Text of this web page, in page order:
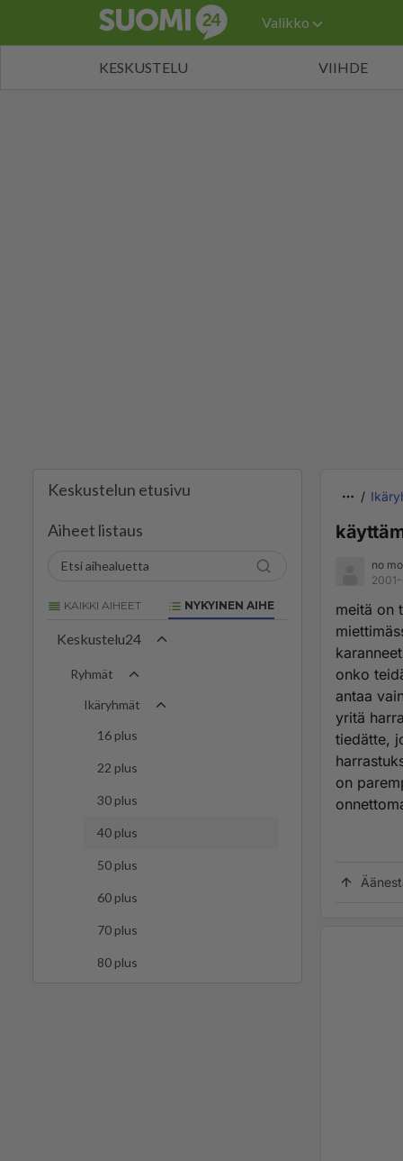
Valikko
KESKUSTELU VIIHDE
Keskustelun etusivu
Aiheet listaus
KAIKKI AIHEET NYKYINEN AIHE
Keskustelu24
Ryhmät
Ikäryhmät
16 plus
22 plus
30 plus
40 plus
50 plus
60 plus
70 plus
80 plus
no
meitä on
onko
antaa
yritä
tiedätte,
on